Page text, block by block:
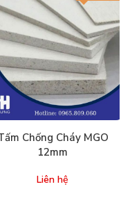
Chống Cháy MGO
12mm
Liên hệ